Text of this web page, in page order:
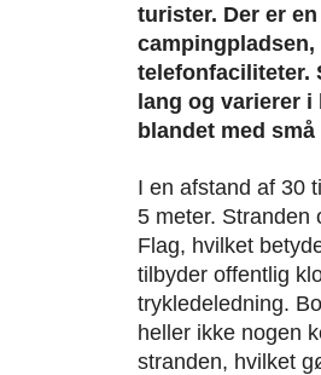
turister. Der er
telefonfaciliteter.
lang og varierer
blandet med
I en afstand af 30
5 meter. Stranden
Flag, hvilket
tilbyder offentlig
trykledeledning.
heller ikke nogen
stranden, hvilket